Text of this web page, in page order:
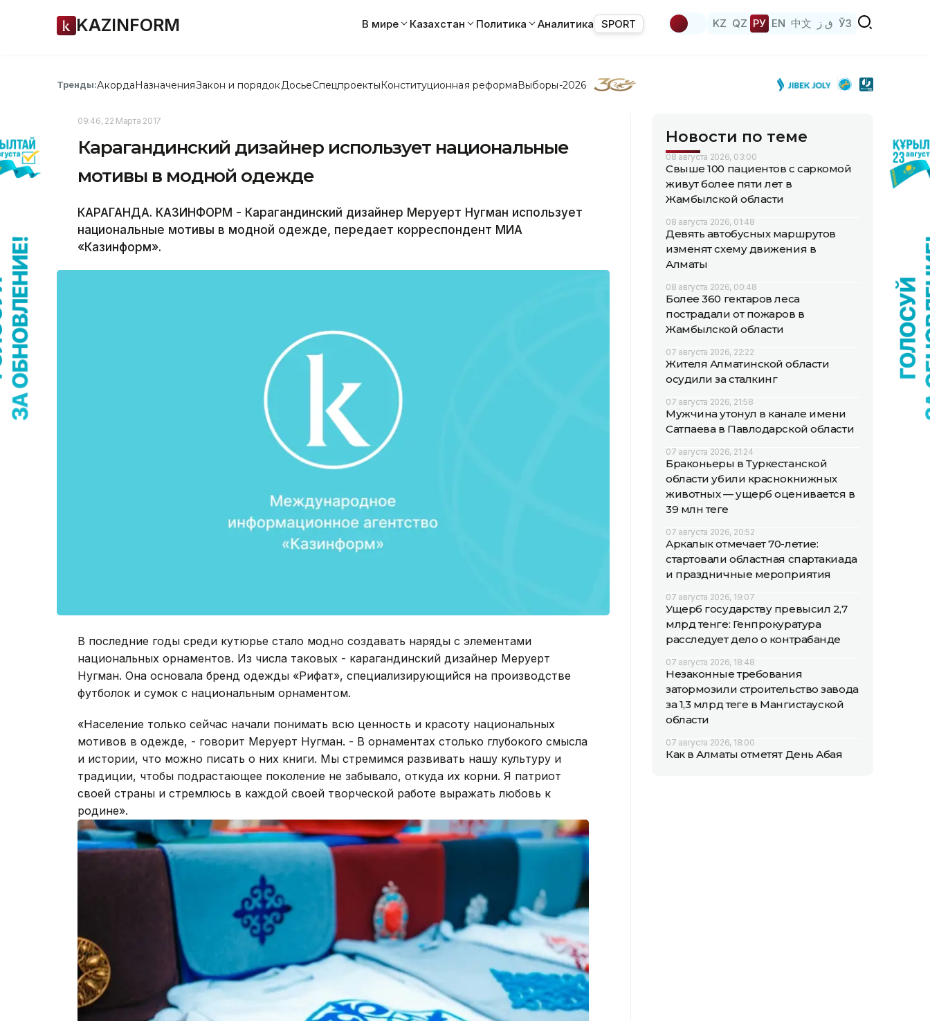
KAZINFORM В мире Казахстан Политика Аналитика SPORT KZ QZ РУ EN 中文 ق ز ЎЗ
Тренды:АкордаНазначенияЗакон и порядок ДосьеСпецпроектыКонституционная реформаВыборы-2026
09:46, 22 Марта 2017
Карагандинский дизайнер использует национальные
мотивы в модной одежде
КАРАГАНДА. КАЗИНФОРМ - Карагандинский дизайнер Меруерт Нугман использует
национальные мотивы в модной одежде, передает корреспондент МИА
«Казинформ».
В последние годы среди кутюрье стало модно создавать наряды с элементами
национальных орнаментов. Из числа таковых - карагандинский дизайнер Меруерт
Нугман. Она основала бренд одежды «Рифат», специализирующийся на производстве
футболок и сумок с национальным орнаментом.
«Население только сейчас начали понимать всю ценность и красоту национальных
мотивов в одежде, - говорит Меруерт Нугман. - В орнаментах столько глубокого смысла
и истории, что можно писать о них книги. Мы стремимся развивать нашу культуру и
традиции, чтобы подрастающее поколение не забывало, откуда их корни. Я патриот
своей страны и стремлюсь в каждой своей творческой работе выражать любовь к
родине».
Новости по теме
08 августа 2026, 03:00
Свыше 100 пациентов с саркомой
живут более пяти лет в
Жамбылской области
08 августа 2026, 01:48
Девять автобусных маршрутов
изменят схему движения в
Алматы
08 августа 2026, 00:48
Более 360 гектаров леса
пострадали от пожаров в
Жамбылской области
07 августа 2026, 22:22
Жителя Алматинской области
осудили за сталкинг
07 августа 2026, 21:58
Мужчина утонул в канале имени
Сатпаева в Павлодарской области
07 августа 2026, 21:24
Браконьеры в Туркестанской
области убили краснокнижных
животных — ущерб оценивается в
39 млн теңге
07 августа 2026, 20:52
Аркалык отмечает 70-летие:
стартовали областная спартакиада
и праздничные мероприятия
07 августа 2026, 19:07
Ущерб государству превысил 2,7
млрд тенге: Генпрокуратура
расследует дело о контрабанде
07 августа 2026, 18:48
Незаконные требования
затормозили строительство завода
за 1,3 млрд теңге в Мангистауской
области
07 августа 2026, 18:00
Как в Алматы отметят День Абая